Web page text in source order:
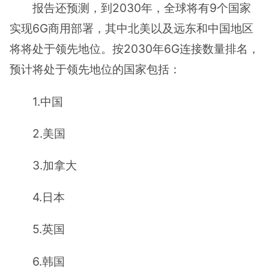
报告还预测，到2030年，全球将有9个国家
实现6G商用部署，其中北美以及远东和中国地区
将将处于领先地位。按2030年6G连接数量排名，
预计将处于领先地位的国家包括：
1.中国
2.美国
3.加拿大
4.日本
5.英国
6.韩国